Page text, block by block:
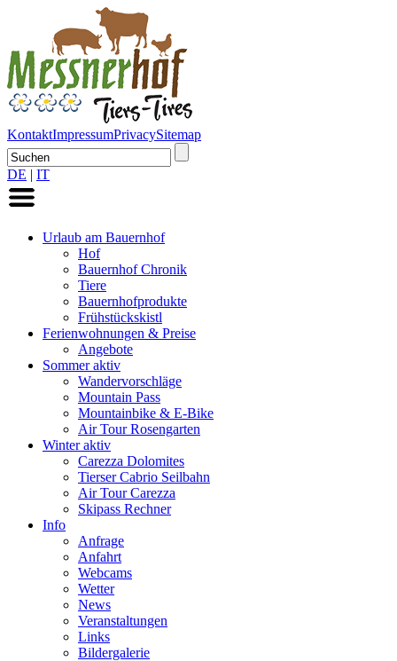
KontaktImpressumPrivacySitemap
DE | IT
Urlaub am Bauernhof
Hof
Bauernhof Chronik
Tiere
Bauernhofprodukte
Frühstückskistl
Ferienwohnungen & Preise
Angebote
Sommer aktiv
Wandervorschläge
Mountain Pass
Mountainbike & E-Bike
Air Tour Rosengarten
Winter aktiv
Carezza Dolomites
Tierser Cabrio Seilbahn
Air Tour Carezza
Skipass Rechner
Info
Anfrage
Anfahrt
Webcams
Wetter
News
Veranstaltungen
Links
Bildergalerie